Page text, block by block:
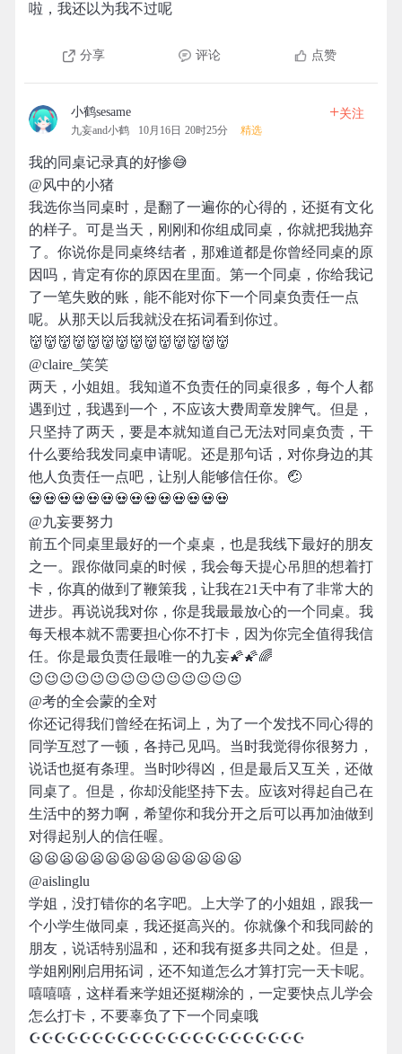
啦，我还以为我不过呢
分享 评论 点赞
小鹤sesame
九妄and小鹤 10月16日 20时25分 精选
+关注
我的同桌记录真的好惨😅
@风中的小猪
我选你当同桌时，是翻了一遍你的心得的，还挺有文化
的样子。可是当天，刚刚和你组成同桌，你就把我抛弃
了。你说你是同桌终结者，那难道都是你曾经同桌的原
因吗，肯定有你的原因在里面。第一个同桌，你给我记
了一笔失败的账，能不能对你下一个同桌负责任一点
呢。从那天以后我就没在拓词看到你过。
👹👹👹👹👹👹👹👹👹👹👹👹👹👹
@claire_笑笑
两天，小姐姐。我知道不负责任的同桌很多，每个人都
遇到过，我遇到一个，不应该大费周章发脾气。但是，
只坚持了两天，要是本就知道自己无法对同桌负责，干
什么要给我发同桌申请呢。还是那句话，对你身边的其
他人负责任一点吧，让别人能够信任你。🤕
💀💀💀💀💀💀💀💀💀💀💀💀💀💀
@九妄要努力
前五个同桌里最好的一个桌桌，也是我线下最好的朋友
之一。跟你做同桌的时候，我会每天提心吊胆的想着打
卡，你真的做到了鞭策我，让我在21天中有了非常大的
进步。再说说我对你，你是我最最放心的一个同桌。我
每天根本就不需要担心你不打卡，因为你完全值得我信
任。你是最负责任最唯一的九妄🌠🌠🌈
😉😉😉😉😉😉😉😉😉😉😉😉😉😉
@考的全会蒙的全对
你还记得我们曾经在拓词上，为了一个发找不同心得的
同学互怼了一顿，各持己见吗。当时我觉得你很努力，
说话也挺有条理。当时吵得凶，但是最后又互关，还做
同桌了。但是，你却没能坚持下去。应该对得起自己在
生活中的努力啊，希望你和我分开之后可以再加油做到
对得起别人的信任喔。
😦😦😦😦😦😦😦😦😦😦😦😦😦😦
@aislinglu
学姐，没打错你的名字吧。上大学了的小姐姐，跟我一
个小学生做同桌，我还挺高兴的。你就像个和我同龄的
朋友，说话特别温和，还和我有挺多共同之处。但是，
学姐刚刚启用拓词，还不知道怎么才算打完一天卡呢。
嘻嘻嘻，这样看来学姐还挺糊涂的，一定要快点儿学会
怎么打卡，不要辜负了下一个同桌哦
☪☪☪☪☪☪☪☪☪☪☪☪☪☪☪☪☪☪☪☪☪☪